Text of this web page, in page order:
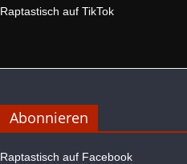
Raptastisch auf TikTok
Abonnieren
Raptastisch auf Facebook